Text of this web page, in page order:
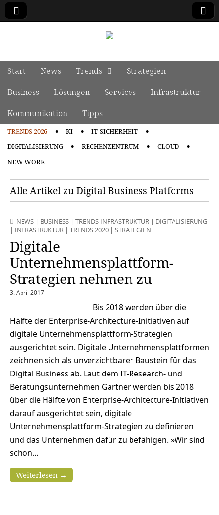
Main menu
Skip to content
Start News Trends
Strategien
Business
Lösungen Services
Infrastruktur
Kommunikation
Tipps
TRENDS 2026 KI
IT-SICHERHEIT
DIGITALISIERUNG
RECHENZENTRUM
CLOUD
NEW WORK
Alle Artikel zu Digital Business Platforms
NEWS | BUSINESS | TRENDS INFRASTRUKTUR | DIGITALISIERUNG
| INFRASTRUKTUR | TRENDS 2020 | STRATEGIEN
Digitale
Unternehmensplattform-
Strategien nehmen zu
3. April 2017
Bis 2018 werden über die
Hälfte der Enterprise-Architecture-Initiativen auf
digitale Unternehmensplattform-Strategien
ausgerichtet sein. Digitale Unternehmensplattformen
zeichnen sich als unverzichtbarer Baustein für das
Digital Business ab. Laut dem IT-Research- und
Beratungsunternehmen Gartner werden bis 2018
über die Hälfte von Enterprise-Architecture-Initiativen
darauf ausgerichtet sein, digitale
Unternehmensplattform-Strategien zu definieren
und das Unternehmen dafür zu befähigen. »Wir sind
schon…
Weiterlesen →